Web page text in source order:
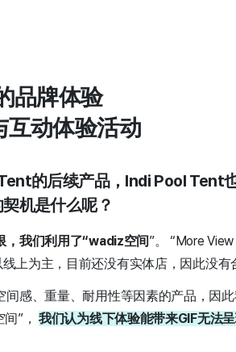
品牌体验
动体验活动
的后续产品，Indi Pool Tent
机是什么呢？
，我们利用了“wadiz空间”。“More
上为主，目前还没有实体店，因此没有
间感、重量、耐用性等因素的产品，因
间”，我们认为线下体验能带来GIF无法